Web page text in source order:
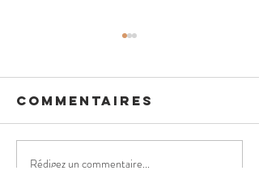
BIEN
Commentaires
Rédigez un commentaire...